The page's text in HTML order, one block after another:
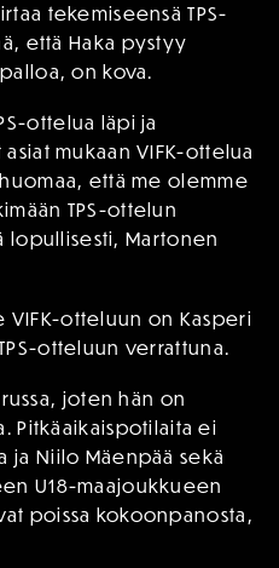
tekemiseensä TPS-
että Haka pystyy
on kova.
ottelua läpi ja
mukaan VIFK-ottelua
että me olemme
TPS-ottelun
lopullisesti, Martonen
otteluun on Kasperi
otteluun verrattuna.
joten hän on
Pitkäaikaispotilaita ei
ja Niilo Mäenpää sekä
U18-maajoukkueen
poissa kokoonpanosta,